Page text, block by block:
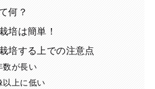
何？
培は簡単！
培する上での注意点
数が長い
以上に低い